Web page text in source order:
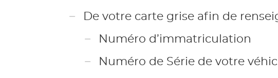
De votre carte grise afin de
Numéro d’immatriculation
Numéro de Série de votre